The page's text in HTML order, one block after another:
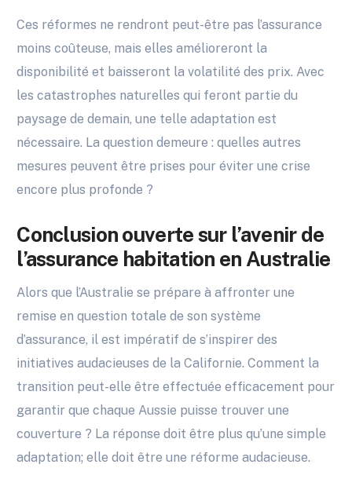
Ces réformes ne rendront peut-être pas l’assurance
moins coûteuse, mais elles amélioreront la
disponibilité et baisseront la volatilité des prix. Avec
les catastrophes naturelles qui feront partie du
paysage de demain, une telle adaptation est
nécessaire. La question demeure : quelles autres
mesures peuvent être prises pour éviter une crise
encore plus profonde ?
Conclusion ouverte sur l’avenir de
l’assurance habitation en Australie
Alors que l’Australie se prépare à affronter une
remise en question totale de son système
d’assurance, il est impératif de s’inspirer des
initiatives audacieuses de la Californie. Comment la
transition peut-elle être effectuée efficacement pour
garantir que chaque Aussie puisse trouver une
couverture ? La réponse doit être plus qu’une simple
adaptation; elle doit être une réforme audacieuse.